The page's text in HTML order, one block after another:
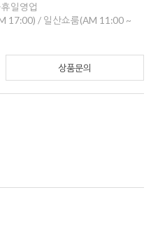
일영업
17:00) / 일산쇼룸(AM 11:00 ~
상품문의